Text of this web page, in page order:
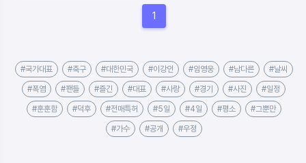
1
#국가대표 #축구 #대한민국 #이강인 #임영웅 #남다른 #날씨
#폭염 #팬들 #즐긴 #대표 #사랑 #경기 #사진 #일정
#훈훈함 #덕후 #전매특허 #5일 #4일 #평소 #그뿐만
#가수 #공개 #우정